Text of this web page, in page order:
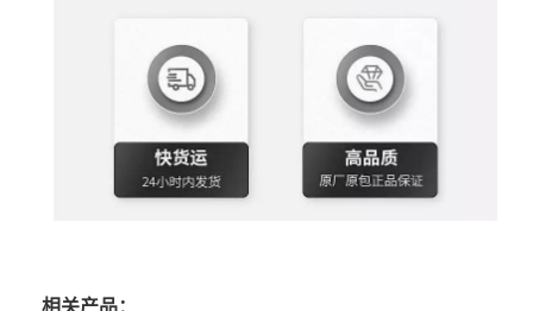
相关产品：